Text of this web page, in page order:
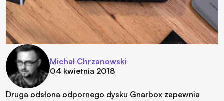
Michał Chrzanowski
04 kwietnia 2018
Druga odsłona odpornego dysku Gnarbox zapewnia